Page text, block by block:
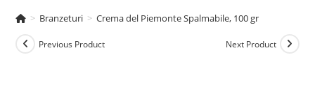
> Branzeturi > Crema del Piemonte Spalmabile, 100 gr
Previous Product Next Product